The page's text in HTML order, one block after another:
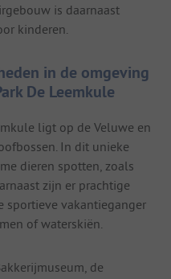
is daarnaast
kinderen.
in de omgeving
De Leemkule
ligt op de Veluwe en
In dit unieke
dieren spotten, zoals
zijn er prachtige
sportieve vakantieganger
of waterskiën.
de